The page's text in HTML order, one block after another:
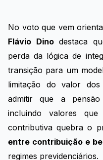
No voto que vem
Flávio Dinodestaca
perda da lógica de
transição para um
limitação do valor
admitir que a
incluindo valores
contributiva quebra o
entre contribuição e
regimes previdenciários.